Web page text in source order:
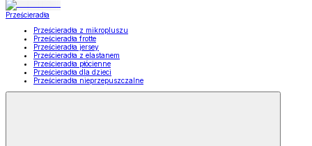
Prześcieradła
Prześcieradła z mikropluszu
Prześcieradła frotte
Prześcieradła jersey
Prześcieradła z elastanem
Prześcieradła płócienne
Prześcieradła dla dzieci
Prześcieradła nieprzepuszczalne